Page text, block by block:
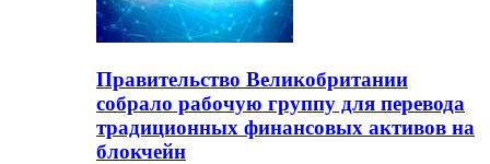
Правительство Великобритании
собрало рабочую группу для перевода
традиционных финансовых активов на
блокчейн